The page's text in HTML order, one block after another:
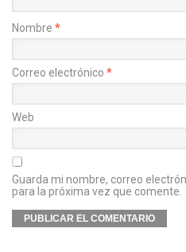
Nombre *
Correo electrónico *
Web
Guarda mi nombre, correo
para la próxima vez que comente.